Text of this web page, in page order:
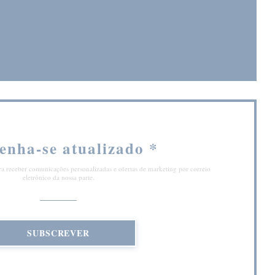
se atualizado *
receber comunicações personalizadas e ofertas de marketing por correio
eletrónico da nossa parte.
SUBSCREVER